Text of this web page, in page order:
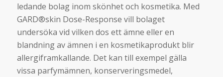
ledande bolag inom skönhet och kosmetika. Med
GARD®skin Dose-Response vill bolaget
undersöka vid vilken dos ett ämne eller en
blandning av ämnen i en kosmetikaprodukt blir
allergiframkallande. Det kan till exempel gälla
vissa parfymämnen, konserveringsmedel,